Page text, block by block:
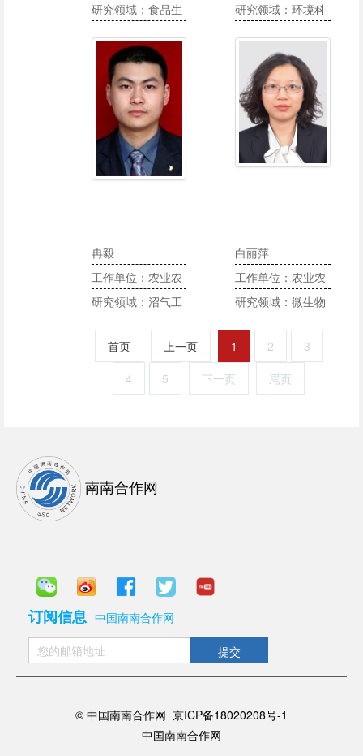
（北京）生物技术
中心主任
研究领域：食品生
产与管理
质大学（武汉）环
境学院
研究领域：环境科
学，重金属污染
冉毅
工作单位：农业农
村部沼气科学研究
所
研究领域：沼气工
程、沼渣沼液、检
测技术、沼气标准
白丽萍
工作单位：农业农
村部沼气科学研究
所
研究领域：微生物
代谢途径与功能大
首页 上一页 1 2
3
4
5 下一页 尾页
南南合作网
订阅信息 中国南南合作网
提交
© 中国南南合作网 京ICP备18020208号-1
中国南南合作网